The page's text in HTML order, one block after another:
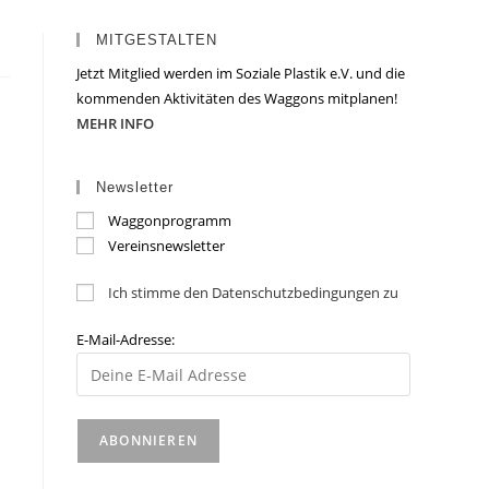
MITGESTALTEN
Jetzt Mitglied werden im Soziale Plastik e.V. und die
kommenden Aktivitäten des Waggons mitplanen!
MEHR INFO
Newsletter
Waggonprogramm
Vereinsnewsletter
Ich stimme den Datenschutzbedingungen zu
E-Mail-Adresse: